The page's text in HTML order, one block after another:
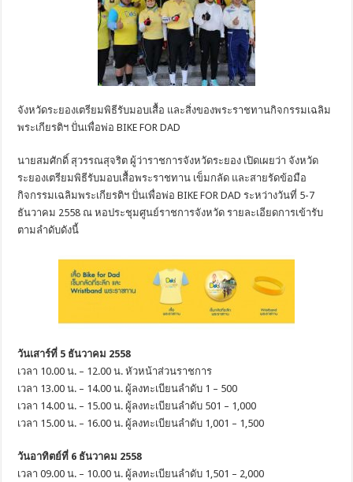
จังหวัดระยองเตรียมพิธีรับมอบเสื้อ และสิ่งของพระราชทานกิจกรรมเฉลิม
พระเกียรติฯ ปั่นเพื่อพ่อ BIKE FOR DAD
นายสมศักดิ์ สุวรรณสุจริต ผู้ว่าราชการจังหวัดระยอง เปิดเผยว่า จังหวัด
ระยองเตรียมพิธีรับมอบเสื้อพระราชทาน เข็มกลัด และสายรัดข้อมือ
กิจกรรมเฉลิมพระเกียรติฯ ปั่นเพื่อพ่อ BIKE FOR DAD ระหว่างวันที่ 5-7
ธันวาคม 2558 ณ หอประชุมศูนย์ราชการจังหวัด รายละเอียดการเข้ารับ
ตามลำดับดังนี้
วันเสาร์ที่ 5 ธันวาคม 2558
เวลา 10.00 น. – 12.00 น. หัวหน้าส่วนราชการ
เวลา 13.00 น. – 14.00 น. ผู้ลงทะเบียนลำดับ 1 – 500
เวลา 14.00 น. – 15.00 น. ผู้ลงทะเบียนลำดับ 501 – 1,000
เวลา 15.00 น. – 16.00 น. ผู้ลงทะเบียนลำดับ 1,001 – 1,500
วันอาทิตย์ที่ 6 ธันวาคม 2558
เวลา 09.00 น. – 10.00 น. ผู้ลงทะเบียนลำดับ 1,501 – 2,000